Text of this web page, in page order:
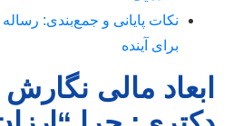
نکات پایانی و جمع‌بندی:
برای آینده
ابعاد مالی